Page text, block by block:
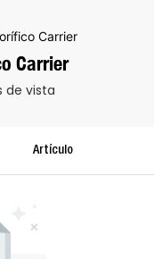
Carrier
Carrier
de vista
Artículo